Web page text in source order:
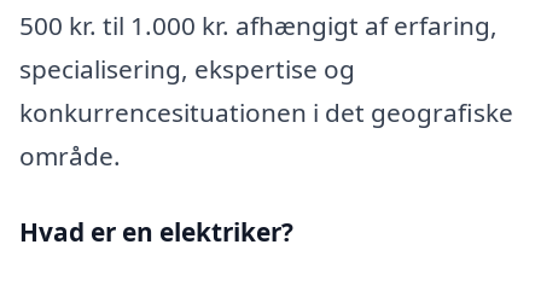
500 kr. til 1.000 kr. afhængigt af erfaring,
specialisering, ekspertise og
konkurrencesituationen i det geografiske
område.
Hvad er en elektriker?